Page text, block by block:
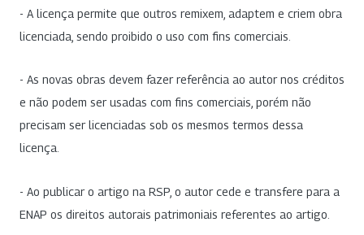
- A licença permite que outros remixem, adaptem e criem obra
licenciada, sendo proibido o uso com fins comerciais.
- As novas obras devem fazer referência ao autor nos créditos
e não podem ser usadas com fins comerciais, porém não
precisam ser licenciadas sob os mesmos termos dessa
licença.
- Ao publicar o artigo na RSP, o autor cede e transfere para a
ENAP os direitos autorais patrimoniais referentes ao artigo.